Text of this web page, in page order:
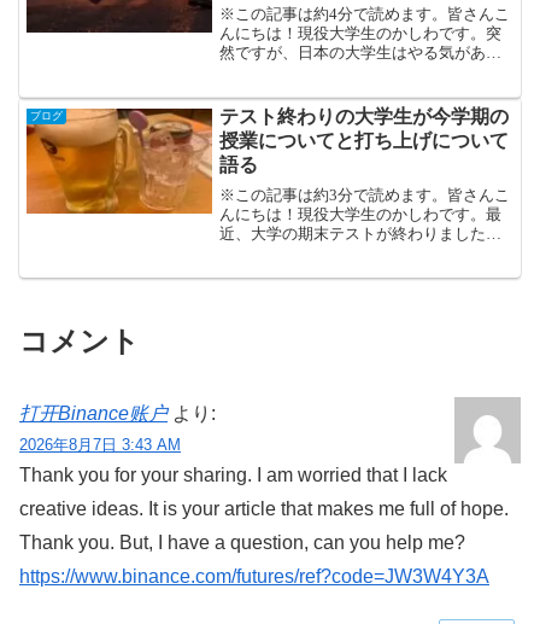
※この記事は約4分で読めます。皆さんこ
んにちは！現役大学生のかしわです。突
然ですが、日本の大学生はやる気がある
海外の大学の話を聞くと、日本の大学は
単位取得も比較的楽なイ...
ブログ
テスト終わりの大学生が今学期の
授業についてと打ち上げについて
語る
※この記事は約3分で読めます。皆さんこ
んにちは！現役大学生のかしわです。最
近、大学の期末テストが終わりました。
コメント
打开Binance账户 より:
2026年8月7日 3:43 AM
Thank you for your sharing. I am worried that I lack
creative ideas. It is your article that makes me full of hope.
Thank you. But, I have a question, can you help me?
https://www.binance.com/futures/ref?code=JW3W4Y3A